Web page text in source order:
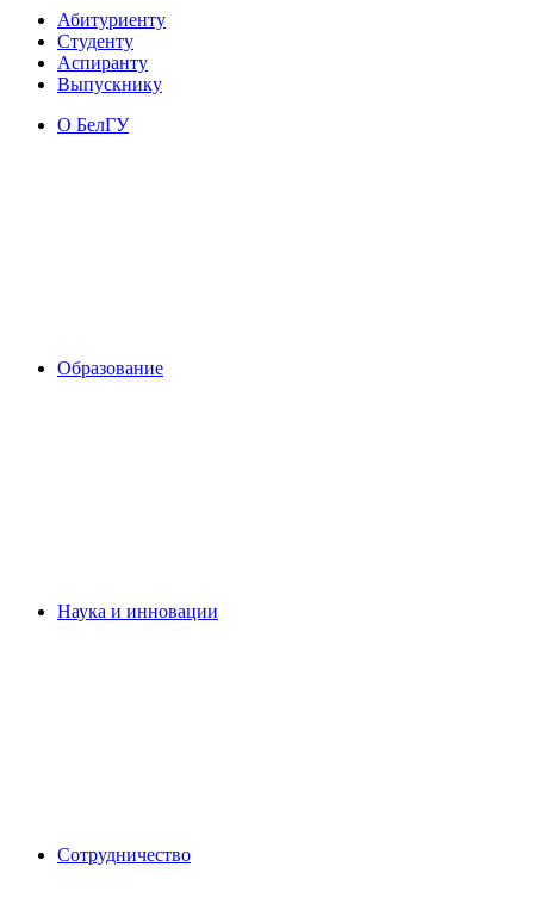
Абитуриенту
Студенту
Аспиранту
Выпускнику
О БелГУ
Образование
Наука и инновации
Сотрудничество